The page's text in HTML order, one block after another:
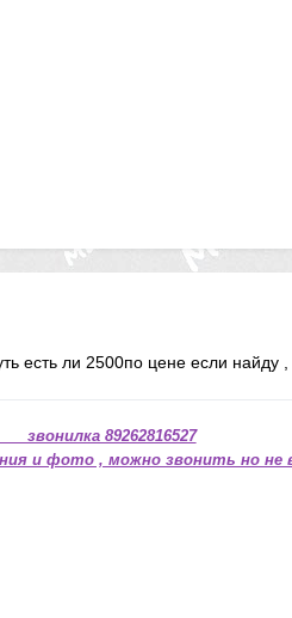
есть ли 2500по цене если найду
89262816527
и фото , можно звонить но не